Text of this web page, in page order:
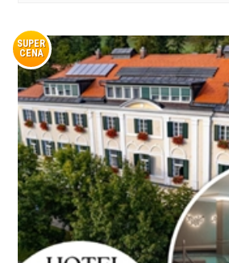
SUPER
CENA